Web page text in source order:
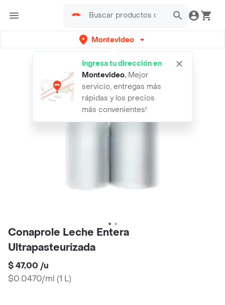
Montevideo
Ingresa tu dirección en
Montevideo. Mejor
servicio, entregas más
rápidas y los precios
más convenientes!
Conaprole Leche Entera
Ultrapasteurizada
$ 47,00 /u
$0.0470/ml (1 L)